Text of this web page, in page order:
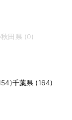
秋田県 (0)
千葉県 (164)